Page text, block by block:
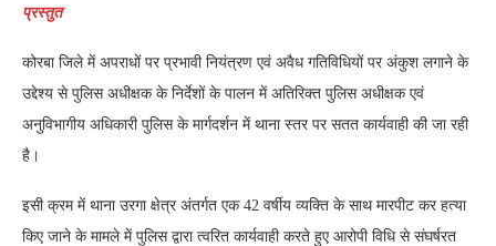
प्रस्तुत
कोरबा जिले में अपराधों पर प्रभावी नियंत्रण एवं अवैध गतिविधियों पर अंकुश लगाने के
उद्देश्य से पुलिस अधीक्षक के निर्देशों के पालन में अतिरिक्त पुलिस अधीक्षक एवं
अनुविभागीय अधिकारी पुलिस के मार्गदर्शन में थाना स्तर पर सतत कार्यवाही की जा रही
है।
इसी क्रम में थाना उरगा क्षेत्र अंतर्गत एक 42 वर्षीय व्यक्ति के साथ मारपीट कर हत्या
किए जाने के मामले में पुलिस द्वारा त्वरित कार्यवाही करते हुए आरोपी विधि से संघर्षरत